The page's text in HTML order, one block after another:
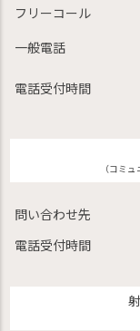
フリーコール
一般電話
電話受付時間
（コミ
問い合わせ先
電話受付時間